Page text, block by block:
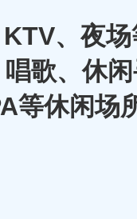
、夜
歌、休
休闲场